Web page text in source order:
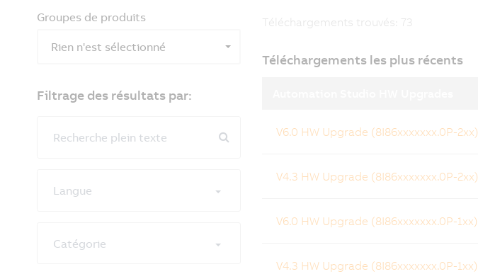
Groupes de produits
Rien n'est sélectionné
Filtrage des résultats par:
Recherche plein texte
Langue
Catégorie
Téléchargements trouvés: 73
Téléchargements les plus récents
V6.0 HW Upgrade (8I86xxxxxxx.0P-2xx)
V4.3 HW Upgrade (8I86xxxxxxx.0P-2xx)
V6.0 HW Upgrade (8I86xxxxxxx.0P-1xx)
V4.3 HW Upgrade (8I86xxxxxxx.0P-1xx)